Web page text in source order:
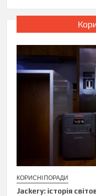
КОРИСНІ ПОРАДИ
Jackery: історія